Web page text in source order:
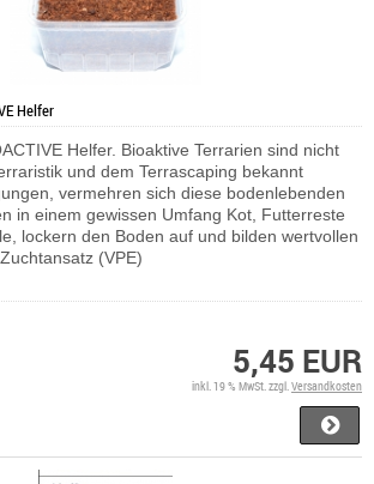
Helfer
Helfer. Bioaktive Terrarien sind nicht
und dem Terrascaping bekannt
vermehren sich diese bodenlebenden
in einem gewissen Umfang Kot, Futterreste
lockern den Boden auf und bilden wertvollen
(VPE)
5,45 EUR
inkl. 19 % MwSt. zzgl.Versandkosten